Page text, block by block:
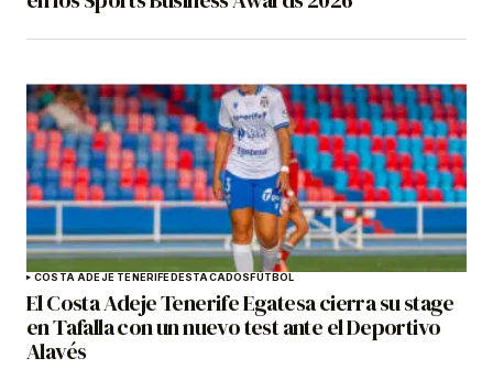
COSTA ADEJE TENERIFE DESTACADOS FÚTBOL
El Costa Adeje Tenerife Egatesa cierra su stage
en Tafalla con un nuevo test ante el Deportivo
Alavés